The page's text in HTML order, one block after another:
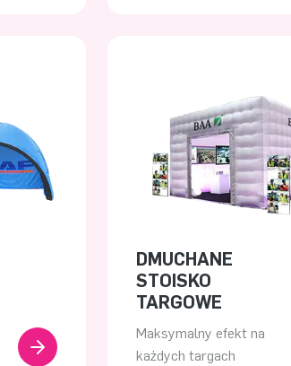
DMUCHANE
STOISKO
TARGOWE
Maksymalny efekt na
każdych targach